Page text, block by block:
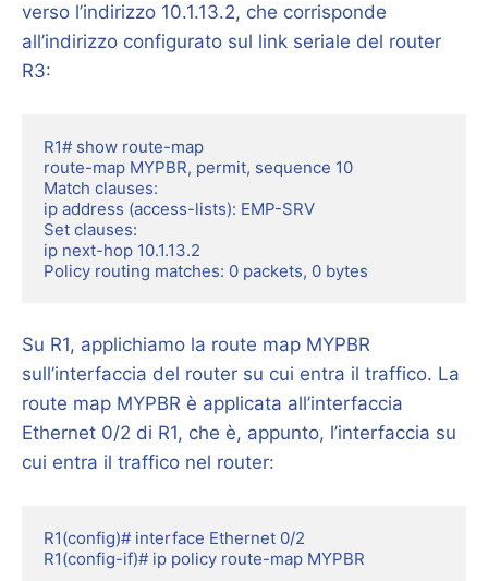
verso l’indirizzo 10.1.13.2, che corrisponde
all’indirizzo configurato sul link seriale del router
R3:
R1# show route-map
route-map MYPBR, permit, sequence 10
Match clauses:
ip address (access-lists): EMP-SRV
Set clauses:
ip next-hop 10.1.13.2
Policy routing matches: 0 packets, 0 bytes
Su R1, applichiamo la route map MYPBR
sull’interfaccia del router su cui entra il traffico. La
route map MYPBR è applicata all’interfaccia
Ethernet 0/2 di R1, che è, appunto, l’interfaccia su
cui entra il traffico nel router:
R1(config)# interface Ethernet 0/2
R1(config-if)# ip policy route-map MYPBR